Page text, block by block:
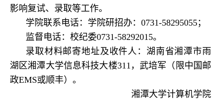
影响复试、录取等工作。
学院联系电话：学院研招办：0731-58295055；
监督电话：校纪委0731-58292015。
录取材料邮寄地址及收件人：湖南省湘潭市雨
湖区湘潭大学信息科技大楼311，武培军（限中国邮
政EMS或顺丰）。
湘潭大学计算机学院